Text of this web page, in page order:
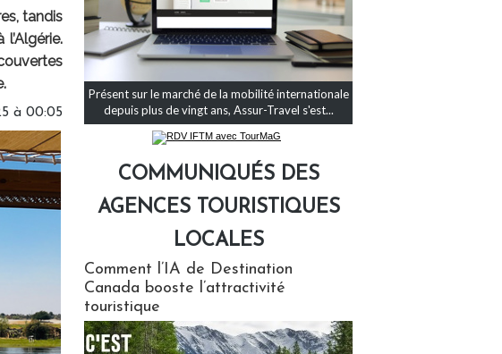
tandis
à 00:05
Présent sur le marché de la mobilité internationale
depuis plus de vingt ans, Assur-Travel s'est...
COMMUNIQUÉS DES
AGENCES TOURISTIQUES
LOCALES
Comment l’IA de Destination
Canada booste l’attractivité
touristique